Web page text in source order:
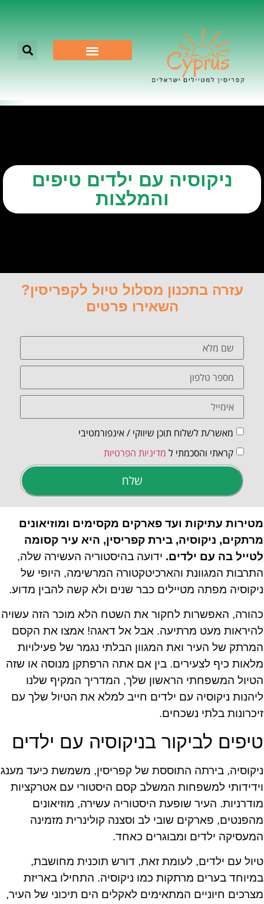
ניקוסיה עם ילדים טיפים
והמלצות
עזרה בתכנון מסלול טיול לקפריסין?
השאירו פרטים
מאשר/ת לשלוח תוכן שיווקי / אינפורמטיבי
קראתי והסכמתי ל מדיניות הפרטיות
שלח
מטירות עתיקות ועד פארקים מקסימים ומוזיאונים
מרתקים, ניקוסיה, בירת קפריסין, היא עיר קסומה
לטייל בה עם ילדים. ידועה בהיסטוריה העשירה שלה,
התרבות המגוונת והארכיטקטורה המרשימה, היופי של
ניקוסיה מפתה מטיילים כבר שנים ולא קשה להבין מדוע.
כהורה, האפשרות לחקור את השטח הלא מוכר הזה עשויה
להיראות מעט מרתיעה. אבל אל דאגה! אמצו את הקסם
המרתק של העיר ואת המגוון הבלתי נגמר של פעילויות
מלאות כיף לצעירים. בין אם אתה הרפתקן מנוסה או שזה
הטיול המשפחתי הראשון שלך, המדריך המקיף שלנו
ליהנות ניקוסיה עם ילדים חייב למלא את הטיול שלך עם
זיכרונות בלתי נשכחים.
טיפים לביקור בניקוסיה עם ילדים
ניקוסיה, בירתה התוססת של קפריסין, משמשת כיעד מענג
וידידותי למשפחות המשלב קסם היסטורי עם אטרקציות
מודרניות. העיר שופעת היסטוריה עשירה, מוזיאונים
מהפנטים, פארקים שובי לב וסצנה קולינרית מזמינה
המעסיקה ילדים ומבוגרים כאחד.
טיול עם ילדים, לעומת זאת, דורש תוכנית מחושבת,
במיוחד בערים מרתקות כמו ניקוסיה. התחילו באריזת
מצרכים חיוניים המתאימים לאקלים הים תיכוני של העיר,